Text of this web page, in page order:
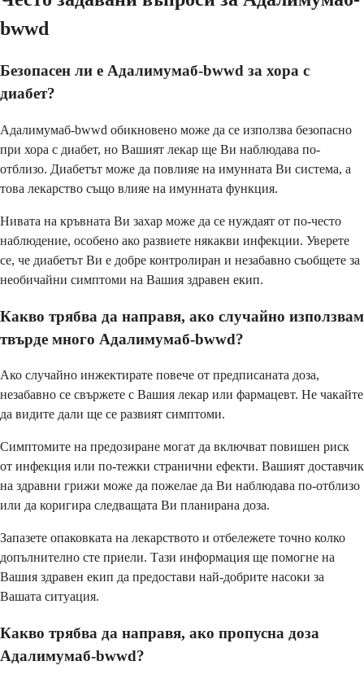
bwwd
Безопасен ли е Адалимумаб-bwwd за хора с
диабет?
Адалимумаб-bwwd обикновено може да се използва безопасно
при хора с диабет, но Вашият лекар ще Ви наблюдава по-
отблизо. Диабетът може да повлияе на имунната Ви система, а
това лекарство също влияе на имунната функция.
Нивата на кръвната Ви захар може да се нуждаят от по-често
наблюдение, особено ако развиете някакви инфекции. Уверете
се, че диабетът Ви е добре контролиран и незабавно съобщете за
необичайни симптоми на Вашия здравен екип.
Какво трябва да направя, ако случайно използвам
твърде много Адалимумаб-bwwd?
Ако случайно инжектирате повече от предписаната доза,
незабавно се свържете с Вашия лекар или фармацевт. Не чакайте
да видите дали ще се развият симптоми.
Симптомите на предозиране могат да включват повишен риск
от инфекция или по-тежки странични ефекти. Вашият доставчик
на здравни грижи може да пожелае да Ви наблюдава по-отблизо
или да коригира следващата Ви планирана доза.
Запазете опаковката на лекарството и отбележете точно колко
допълнително сте приели. Тази информация ще помогне на
Вашия здравен екип да предостави най-добрите насоки за
Вашата ситуация.
Какво трябва да направя, ако пропусна доза
Адалимумаб-bwwd?